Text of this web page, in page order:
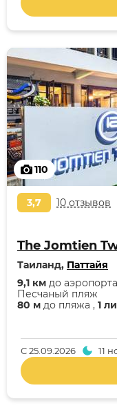
110
3,7 10 отзывов
The Jomtien
Таиланд, Паттайя
80 м до пляжа , 1
Песчаный пляж
9,1 км до аэропорта
С25.09.2026 11